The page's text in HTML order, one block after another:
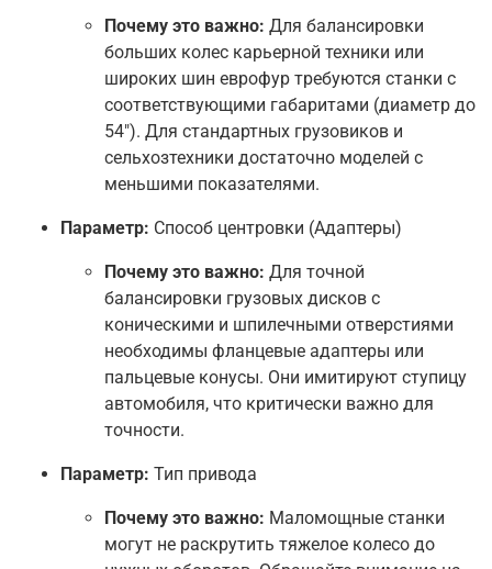
Почему это важно: Для балансировки
больших колес карьерной техники или
широких шин еврофур требуются станки с
соответствующими габаритами (диаметр до
54"). Для стандартных грузовиков и
сельхозтехники достаточно моделей с
меньшими показателями.
Параметр: Способ центровки (Адаптеры)
Почему это важно: Для точной
балансировки грузовых дисков с
коническими и шпилечными отверстиями
необходимы фланцевые адаптеры или
пальцевые конусы. Они имитируют ступицу
автомобиля, что критически важно для
точности.
Параметр: Тип привода
Почему это важно: Маломощные станки
могут не раскрутить тяжелое колесо до